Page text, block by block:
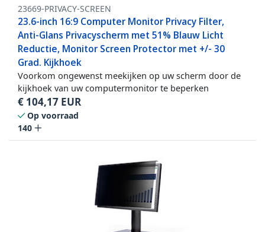
23669-PRIVACY-SCREEN
23.6-inch 16:9 Computer Monitor Privacy Filter,
Anti-Glans Privacyscherm met 51% Blauw Licht
Reductie, Monitor Screen Protector met +/- 30
Grad. Kijkhoek
Voorkom ongewenst meekijken op uw scherm door de
kijkhoek van uw computermonitor te beperken
€ 104,17 EUR
Op voorraad
140